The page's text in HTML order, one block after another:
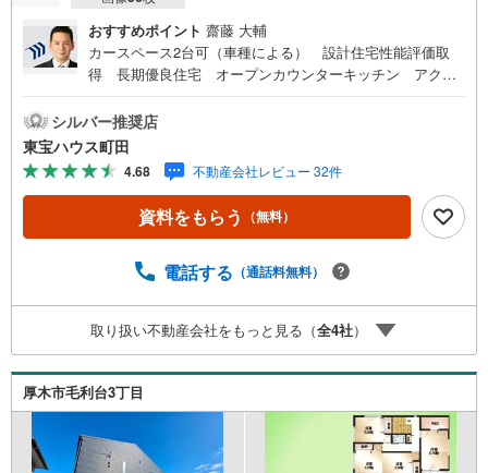
おすすめポイント 齋藤 大輔
カースペース2台可（車種による） 設計住宅性能評価取
得 長期優良住宅 オープンカウンターキッチン アクセ
勾配天井 追焚機能 シャッター パントリー東宝ハウス
町田はまず、お客様一人一人を知り、理解することから始
めます。お客様のお話をきちんとお聞きし、しっかり話し
合う「心」のコミュニケーションが大切になります。だか
らこそ、それぞれのお客様にベストな「住まい」をご提案
をすることができるのです。インターネット予約で当日見
（2）本日～4日以内をご希望の方は「ご要望・ご質問欄」
5年度中間期の売買仲介実績において、全国第9位の売買仲
介実績です】※住宅新報よりたくさんのお客様からのお言葉
に感謝してこれからも楽しく素敵なお家探しをお約束しま
す。お家探しを始めてみようと思われたらまずは、お気軽
に東宝ハウス町田に相談してみませんか？スタッフ一同お
シルバー推奨店
東宝ハウス町田
4.68 不動産会社レビュー 32件
資料をもらう （無料）
電話する （通話料無料）
取り扱い不動産会社をもっと見る（全4社）
厚木市毛利台3丁目